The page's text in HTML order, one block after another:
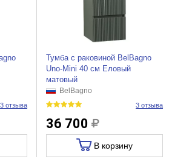
3 отзыва
Тумба с раковиной BelBagno
Uno-Mini 40 см Еловый
матовый
BelBagno
3 отзыва
36 700
В корзину